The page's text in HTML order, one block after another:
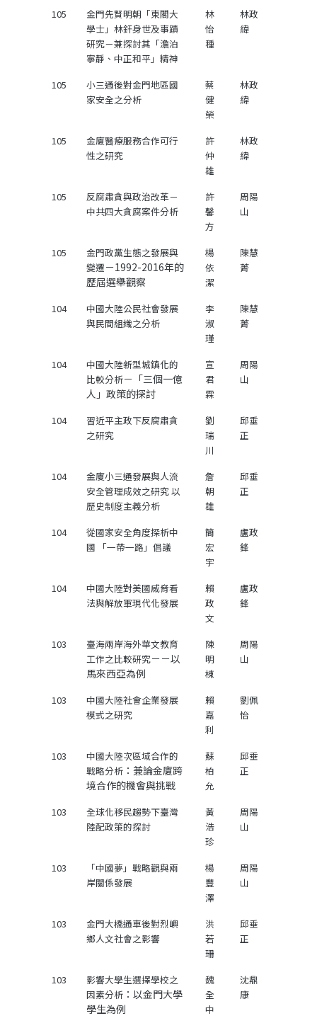
105
金門先賢明朝「東閣大
學士」林釬身世及事蹟
研究－兼探討其「澹泊
寧靜、中正和平」精神
林
怡
種
林政
緯
105
小三通後對金門地區國
家安全之分析
蔡
健
榮
林政
緯
105
金廈醫療服務合作可行
性之研究
許
仲
雄
林政
緯
105
反腐肅貪與政治改革－
中共四大貪腐案件分析
許
馨
方
周陽
山
105
金門政黨生態之發展與
變遷－1992-2016年的
歷屆選舉觀察
楊
依
潔
陳慧
菁
104
中國大陸公民社會發展
與民間組織之分析
李
淑
瑾
陳慧
菁
104
中國大陸新型城鎮化的
比較分析－「三個一億
人」政策的探討
宣
君
霖
周陽
山
104
習近平主政下反腐肅貪
之研究
劉
瑞
川
邱垂
正
104
金廈小三通發展與人流
安全管理成效之研究 以
歷史制度主義分析
詹
朝
雄
邱垂
正
104
從國家安全角度探析中
國 「一帶一路」倡議
簡
宏
宇
盧政
鋒
104
中國大陸對美國威脅看
法與解放軍現代化發展
賴
政
文
盧政
鋒
103
臺海兩岸海外華文教育
工作之比較研究－－以
馬來西亞為例
陳
明
棟
周陽
山
103
中國大陸社會企業發展
模式之研究
賴
嘉
利
劉佩
怡
103
中國大陸次區域合作的
戰略分析：兼論金廈跨
境合作的機會與挑戰
蘇
柏
允
邱垂
正
103
全球化移民趨勢下臺灣
陸配政策的探討
黃
浩
珍
周陽
山
103
「中國夢」戰略觀與兩
岸關係發展
楊
豐
澤
周陽
山
103
金門大橋通車後對烈嶼
鄉人文社會之影響
洪
若
珊
邱垂
正
103
影響大學生選擇學校之
因素分析：以金門大學
學生為例
魏
全
中
沈鼎
康